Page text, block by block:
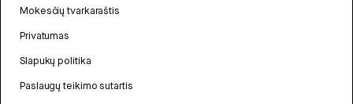
Mokesčių tvarkaraštis
Privatumas
Slapukų politika
Paslaugų teikimo sutartis